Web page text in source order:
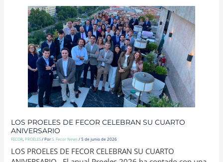
LOS PROELES DE FECOR CELEBRAN SU CUARTO
ANIVERSARIO
FECOR,PROELES/ PorS. Fecor News/5 de junio de 2026
LOS PROELES DE FECOR CELEBRAN SU CUARTO
LOS
PROELES
DE
FECOR
CELEBRAN
SU
CUARTO
ANIVERSARIO